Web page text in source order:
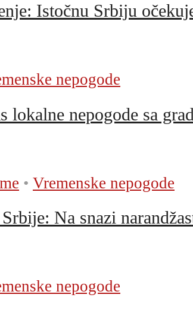
Istočnu Srbiju
nepogode
nepogode sa
• Vremenske nepogode
Na snazi
nepogode